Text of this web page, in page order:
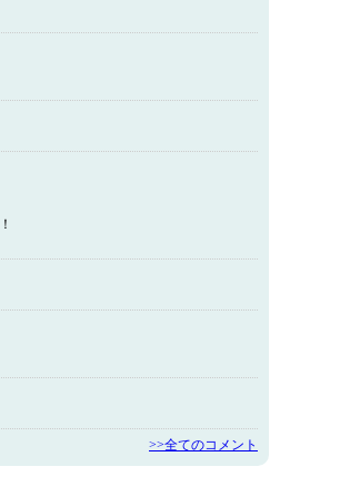
>>全てのコメント